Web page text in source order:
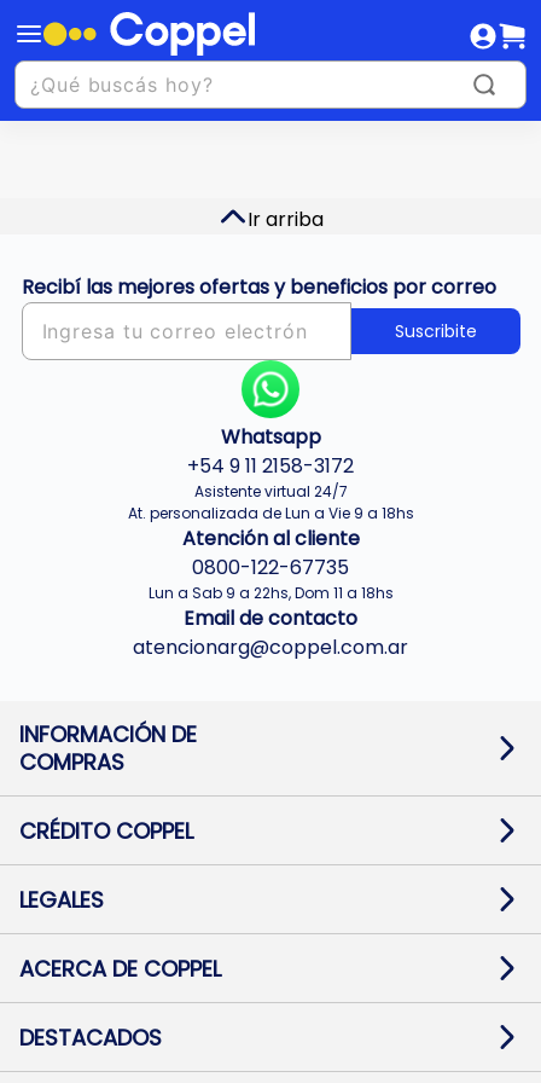
Ir arriba
Recibí las mejores ofertas y beneficios por correo
Suscribite
Whatsapp
+54 9 11 2158-3172
Asistente virtual 24/7
At. personalizada de Lun a Vie 9 a 18hs
Atención al cliente
0800-122-67735
Lun a Sab 9 a 22hs, Dom 11 a 18hs
Email de contacto
atencionarg@coppel.com.ar
INFORMACIÓN DE
COMPRAS
Términos y condiciones
Botón de arrepentimiento
Mapa de sitio
CRÉDITO COPPEL
Solicitar Crédito
Medios de Pago
Pago Fácil Online
LEGALES
Baja contratos
Defensa al consumidor CABA
ACERCA DE COPPEL
Trabajá con Nosotros
Preguntas Frecuentes
DESTACADOS